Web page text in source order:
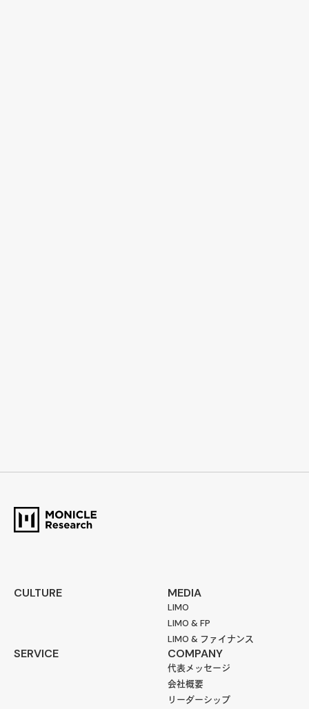
CULTURE MEDIA
LIMO
LIMO & FP
LIMO & ファイナンス
SERVICE COMPANY
代表メッセージ
会社概要
リーダーシップ